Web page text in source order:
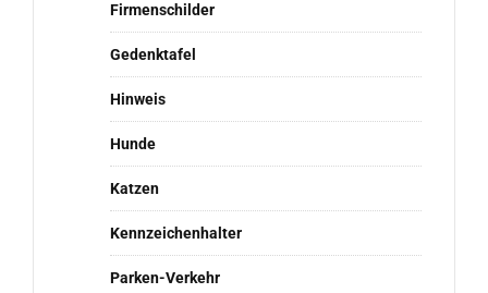
Firmenschilder
Gedenktafel
Hinweis
Hunde
Katzen
Kennzeichenhalter
Parken-Verkehr